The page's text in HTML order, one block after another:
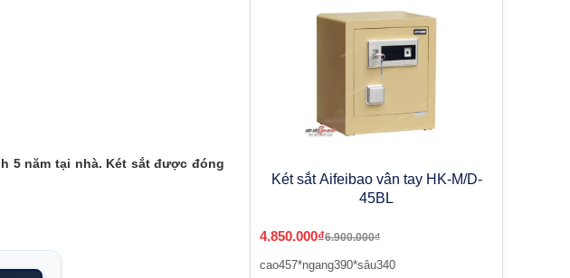
5 năm tại nhà. Két sắt được đóng
Két sắt Aifeibao vân tay HK-M/D-
45BL
4.850.000₫6.900.000₫
cao457*ngang390*sâu340